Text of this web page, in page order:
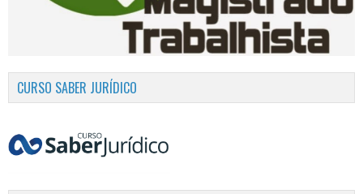
CURSO SABER JURÍDICO